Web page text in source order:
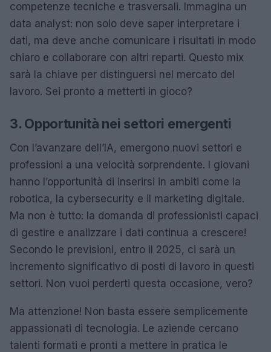
competenze tecniche e trasversali. Immagina un
data analyst: non solo deve saper interpretare i
dati, ma deve anche comunicare i risultati in modo
chiaro e collaborare con altri reparti. Questo mix
sarà la chiave per distinguersi nel mercato del
lavoro. Sei pronto a metterti in gioco?
3. Opportunità nei settori emergenti
Con l’avanzare dell’IA, emergono nuovi settori e
professioni a una velocità sorprendente. I giovani
hanno l’opportunità di inserirsi in ambiti come la
robotica, la cybersecurity e il marketing digitale.
Ma non è tutto: la domanda di professionisti capaci
di gestire e analizzare i dati continua a crescere!
Secondo le previsioni, entro il 2025, ci sarà un
incremento significativo di posti di lavoro in questi
settori. Non vuoi perderti questa occasione, vero?
Ma attenzione! Non basta essere semplicemente
appassionati di tecnologia. Le aziende cercano
talenti formati e pronti a mettere in pratica le